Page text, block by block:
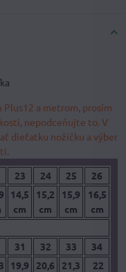
a metrom, prosím
nepodceňujte to. V
dieťatku nožičku a výber
23 24 25
26
14,5
cm
15,2
cm
15,9
cm
16,5
cm
31 32 33
34
19,9
20,6
21,3
22